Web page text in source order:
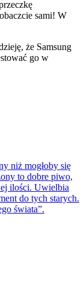
sami! W
że Samsung
go w
niż mogłoby się
to dobre piwo,
ilości. Uwielbia
do tych starych.
świata”.